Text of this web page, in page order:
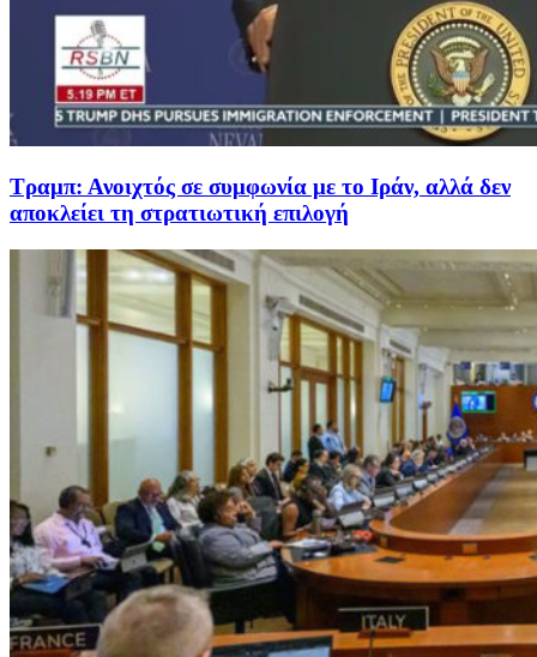
Τραμπ: Ανοιχτός σε συμφωνία με το Ιράν, αλλά δεν
αποκλείει τη στρατιωτική επιλογή